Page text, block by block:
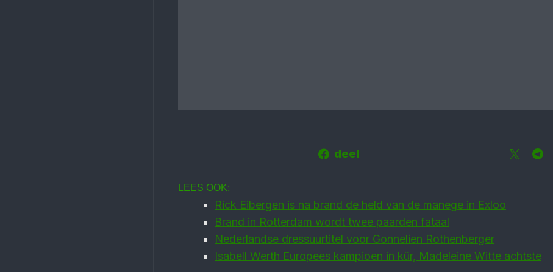
deel
LEES OOK:
Rick Eibergen is na brand de held van de manege in Exloo
Brand in Rotterdam wordt twee paarden fataal
Nederlandse dressuurtitel voor Gonnelien Rothenberger
Isabell Werth Europees kampioen in kür, Madeleine Witte achtste